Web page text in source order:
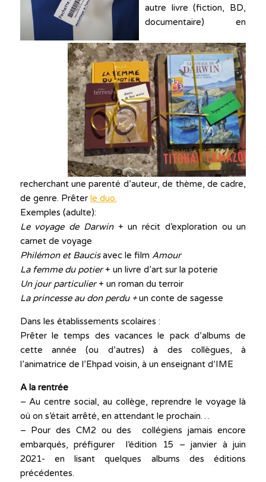
autre livre (fiction, BD,
documentaire) en
recherchant une parenté d’auteur, de thème, de cadre,
de genre. Prêter le duo.
Exemples (adulte):
Le voyage de Darwin+ un récit d’exploration ou un
carnet de voyage
Philémon et Baucisavec le film Amour
La femme du potier+ un livre d’art sur la poterie
Un jour particulier+ un roman du terroir
La princesse au don perdu +un conte de sagesse
Dans les établissements scolaires :
Prêter le temps des vacances le pack d’albums de
cette année (ou d’autres) à des collègues, à
l’animatrice de l’Ehpad voisin, à un enseignant d’IME
A la rentrée
– Au centre social, au collège, reprendre le voyage là
où on s’était arrêté, en attendant le prochain…
– Pour des CM2 ou des collégiens jamais encore
embarqués, préfigurer l’édition 15 – janvier à juin
2021- en lisant quelques albums des éditions
précédentes.